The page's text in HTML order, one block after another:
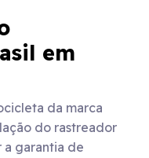
em
da marca
do rastreador
a garantia de